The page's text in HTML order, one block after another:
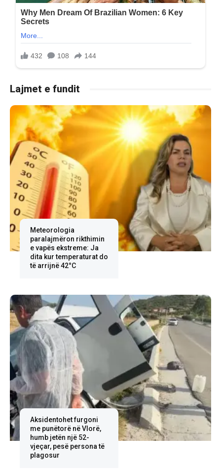
Lajmet e fundit
Meteorologia
paralajmëron rikthimin
e vapës ekstreme: Ja
dita kur temperaturat do
të arrijnë 42°C
Aksidentohet furgoni
me punëtorë në Vlorë,
humb jetën një 52-
vjeçar, pesë persona të
plagosur